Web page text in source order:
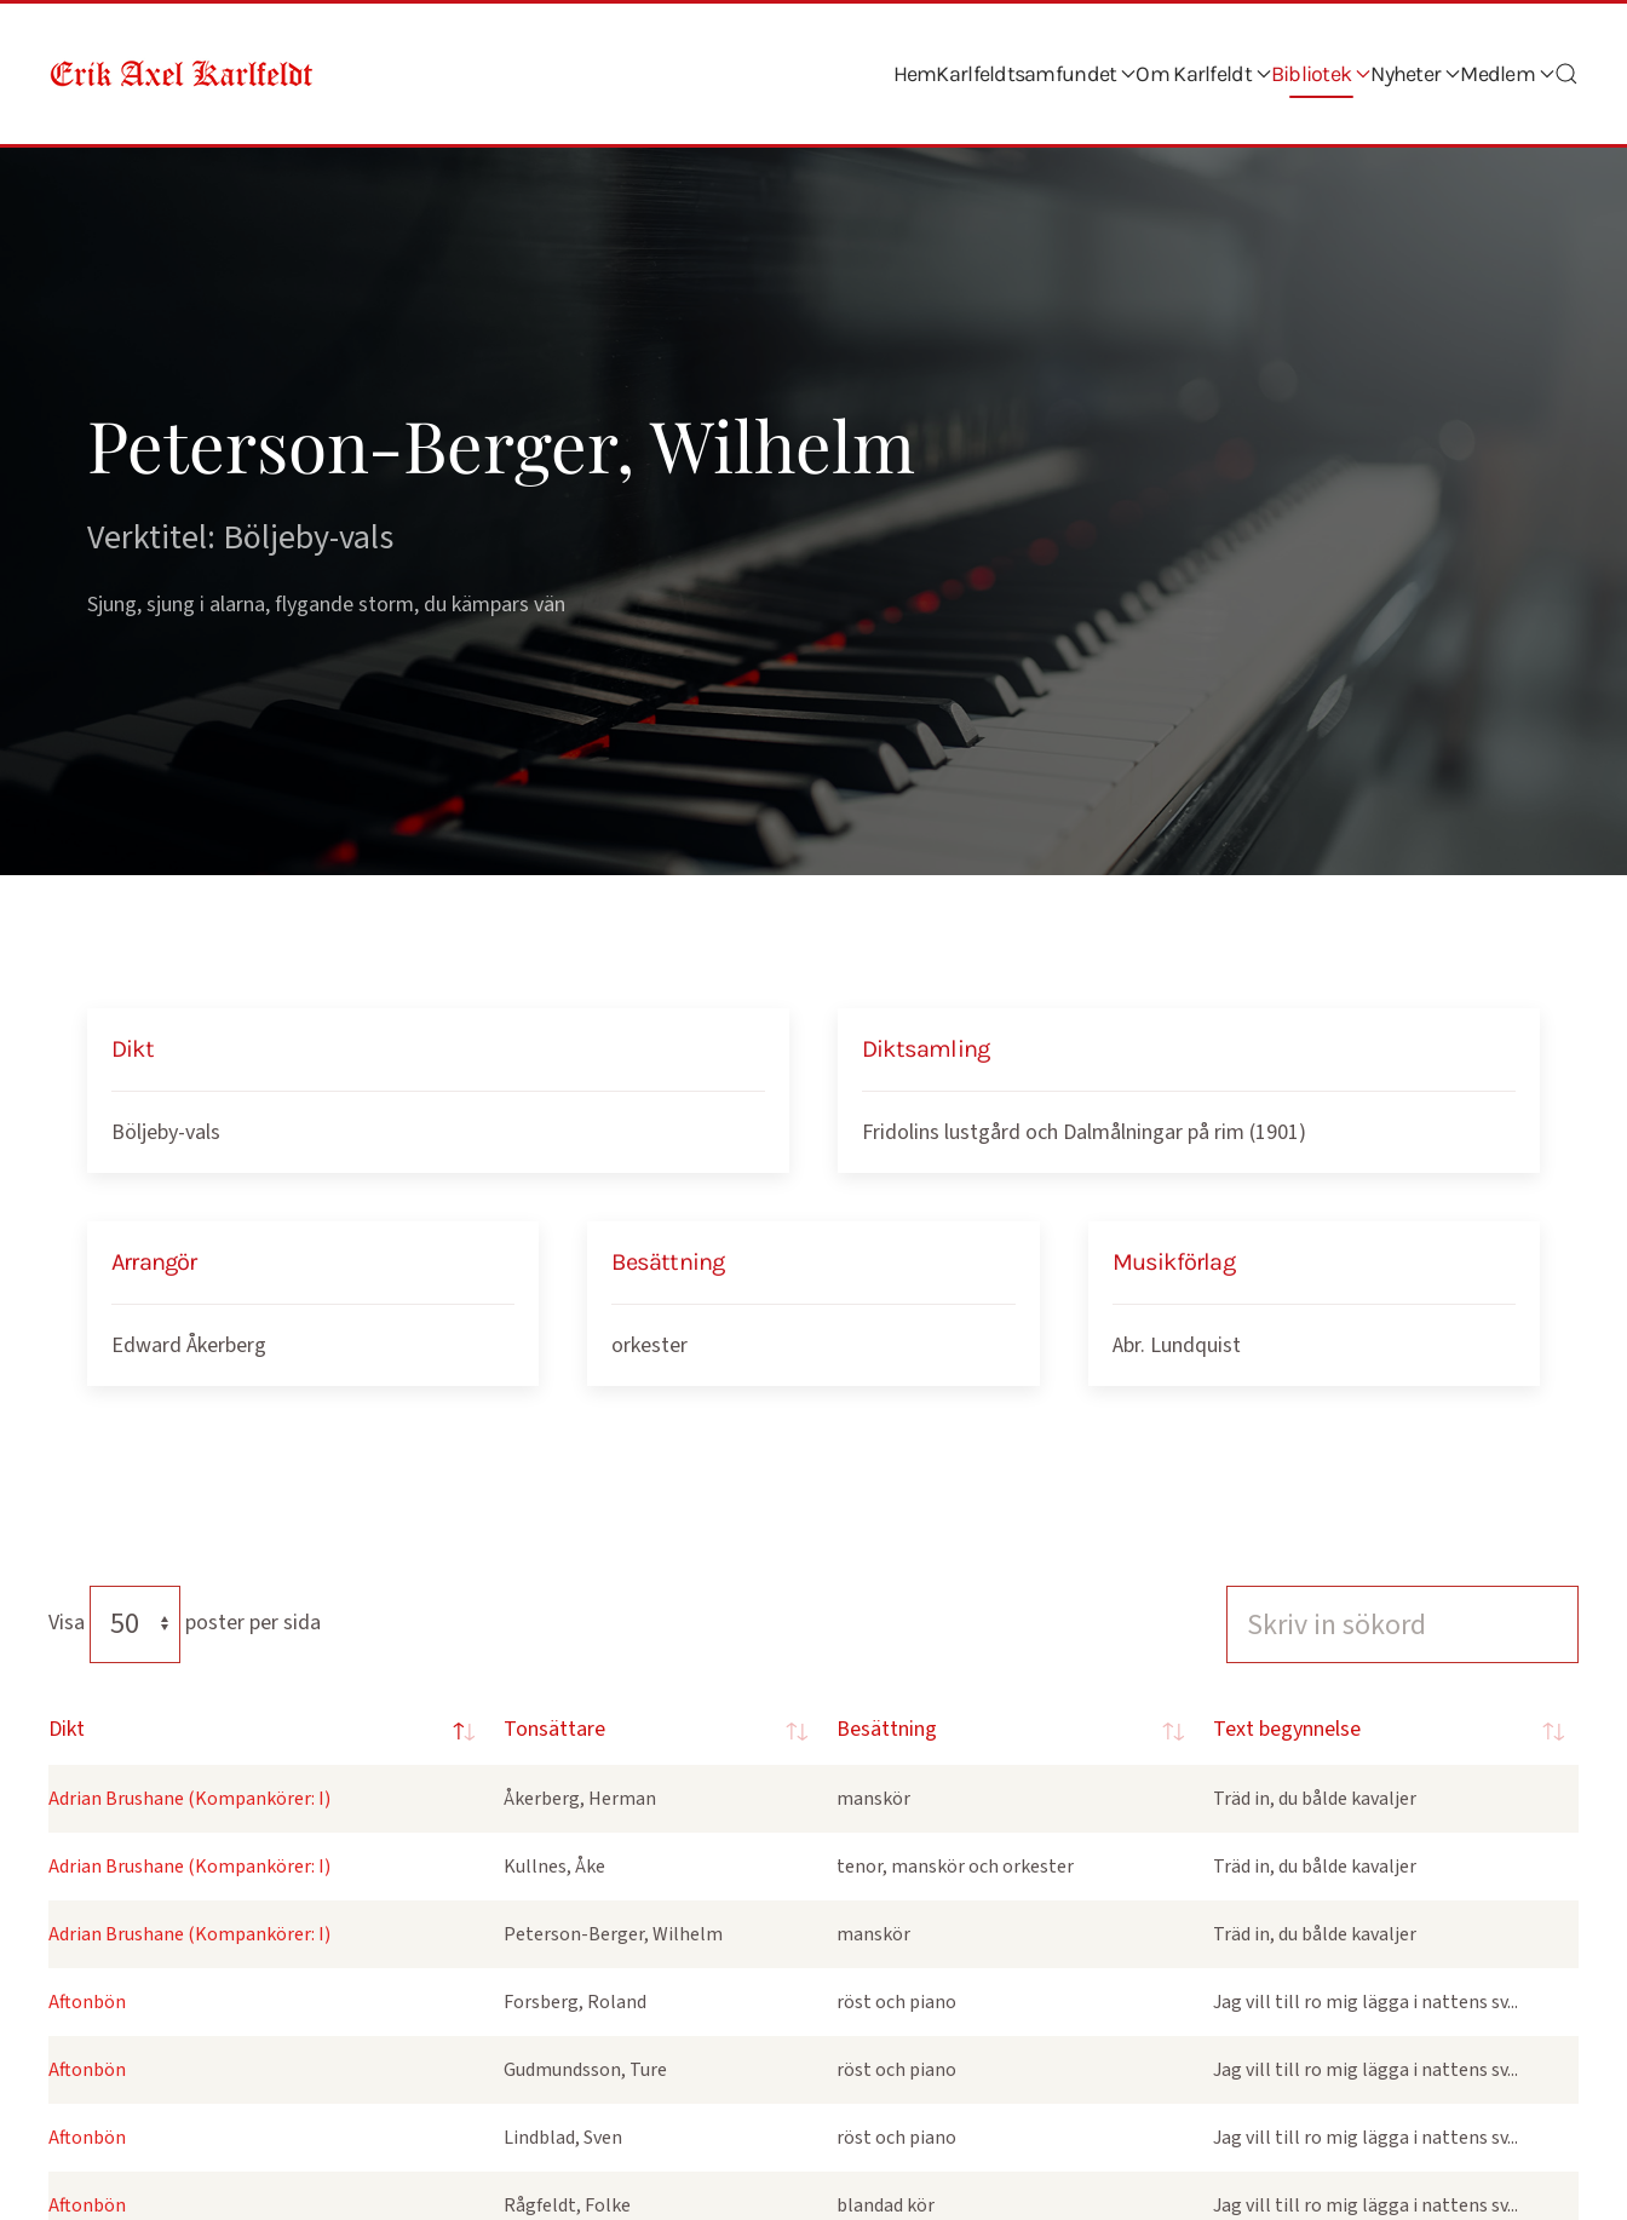
Skip to main content HemKarlfeldtsamfundet Om Karlfeldt Bibliotek Nyheter Medlem
Peterson-Berger, Wilhelm
Verktitel: Böljeby-vals
Sjung, sjung i alarna, flygande storm, du kämpars vän
Dikt
Böljeby-vals
Diktsamling
Fridolins lustgård och Dalmålningar på rim (1901)
Arrangör
Edward Åkerberg
Besättning
orkester
Musikförlag
Abr. Lundquist
Visa poster per sida
Dikt Tonsättare Besättning Text begynnelse
Adrian Brushane (Kompankörer: I) Åkerberg, Herman manskör Träd in, du bålde kavaljer
Adrian Brushane (Kompankörer: I) Kullnes, Åke tenor, manskör och orkester Träd in, du bålde kavaljer
Adrian Brushane (Kompankörer: I) Peterson-Berger, Wilhelm manskör Träd in, du bålde kavaljer
Aftonbön Forsberg, Roland röst och piano Jag vill till ro mig lägga i nattens sv...
Aftonbön Gudmundsson, Ture röst och piano Jag vill till ro mig lägga i nattens sv...
Aftonbön Lindblad, Sven röst och piano Jag vill till ro mig lägga i nattens sv...
Aftonbön Rågfeldt, Folke blandad kör Jag vill till ro mig lägga i nattens sv...